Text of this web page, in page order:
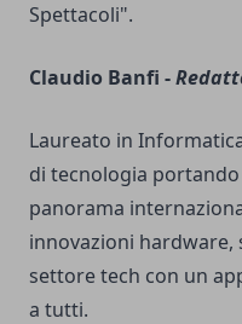
Spettacoli".
Claudio Banfi -
Laureato in
di tecnologia
panorama
innovazioni hardware,
settore tech con un
a tutti.